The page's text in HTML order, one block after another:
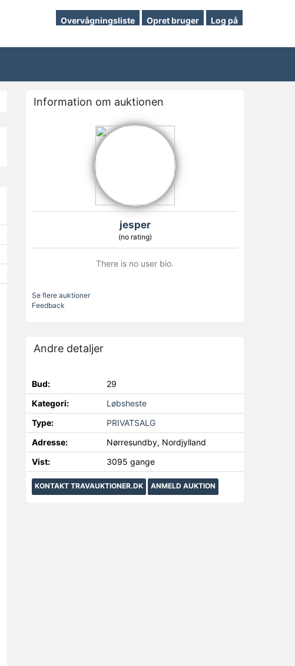
Overvågningsliste Opret bruger Log på
Information om auktionen
jesper
(no rating)
There is no user bio.
Se flere auktioner
Feedback
Andre detaljer
Bud:
29
Kategori:
Løbsheste
Type:
PRIVATSALG
Adresse:
Nørresundby, Nordjylland
Vist:
3095 gange
KONTAKT TRAVAUKTIONER.DK ANMELD AUKTION